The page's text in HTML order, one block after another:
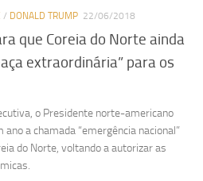
/ DONALD TRUMP 22/06/2018
que Coreia do Norte ainda
extraordinária” para os
o Presidente norte-americano
ano a chamada “emergência nacional”
do Norte, voltando a autorizar as